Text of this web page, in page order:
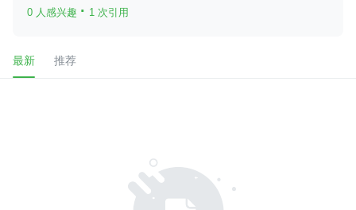
0 人感兴趣 · 1 次引用
最新 推荐